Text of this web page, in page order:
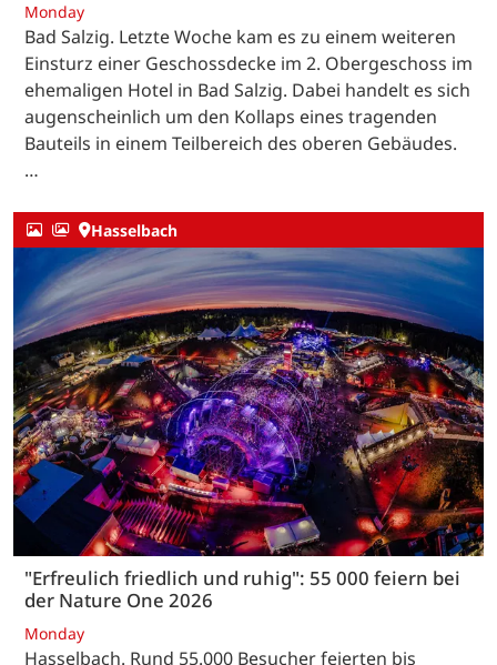
Monday
Bad Salzig. Letzte Woche kam es zu einem weiteren
Einsturz einer Geschossdecke im 2. Obergeschoss im
ehemaligen Hotel in Bad Salzig. Dabei handelt es sich
augenscheinlich um den Kollaps eines tragenden
Bauteils in einem Teilbereich des oberen Gebäudes.
…
Hasselbach
"Erfreulich friedlich und ruhig": 55 000 feiern bei
der Nature One 2026
Monday
Hasselbach. Rund 55.000 Besucher feierten bis